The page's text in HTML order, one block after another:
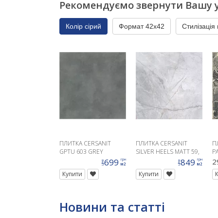
Рекомендуємо звернути Вашу
Колір сірий Формат 42x42 Стилізація
ПЛИТКА CERSANIT
GPTU 603 GREY
ціна699 грн
м2
Купити
ПЛИТКА CERSANIT
SILVER HEELS MATT 59,
ціна849 грн
м2
Купити
Новини та статті